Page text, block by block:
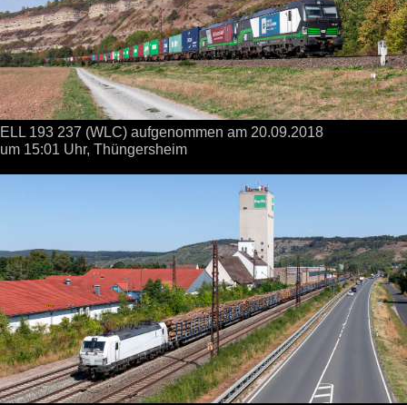
ELL 193 237 (WLC) aufgenommen am 20.09.2018
um 15:01 Uhr, Thüngersheim